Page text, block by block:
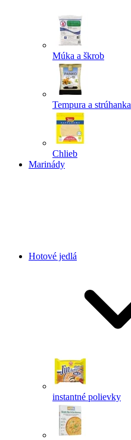
Múka a škrob
Tempura a strúhanka
Chlieb
Marinády
Hotové jedlá
instantné polievky